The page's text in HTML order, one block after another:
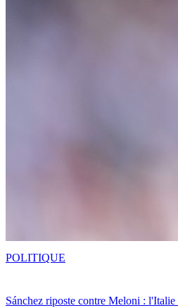
Sánchez riposte contre Meloni : l'Italie
POLITIQUE